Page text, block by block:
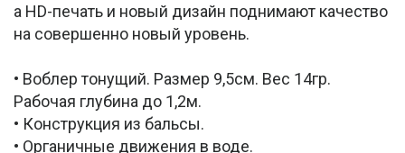
а HD-печать и новый дизайн поднимают качество
на совершенно новый уровень.
• Воблер тонущий. Размер 9,5см. Вес 14гр.
Рабочая глубина до 1,2м.
• Конструкция из бальсы.
• Органичные движения в воде.